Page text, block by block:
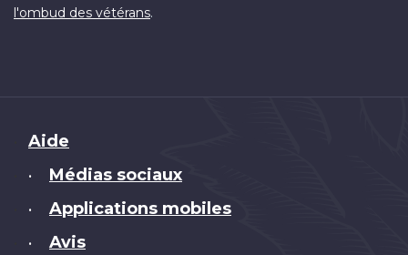
l'ombud des vétérans.
Brand
Aide
• Médias sociaux
• Applications mobiles
• Avis